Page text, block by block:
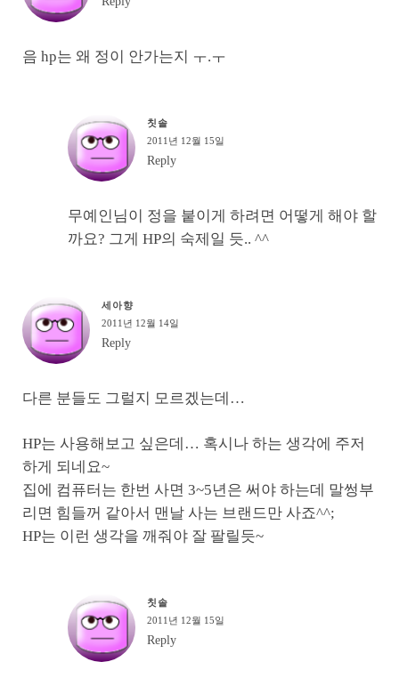
음 hp는 왜 정이 안가는지 ㅜ.ㅜ
칫솔
2011년 12월 15일
Reply
무예인님이 정을 붙이게 하려면 어떻게 해야 할
까요? 그게 HP의 숙제일 듯.. ^^
세아향
2011년 12월 14일
Reply
다른 분들도 그럴지 모르겠는데…
HP는 사용해보고 싶은데… 혹시나 하는 생각에 주저
하게 되네요~
집에 컴퓨터는 한번 사면 3~5년은 써야 하는데 말썽부
리면 힘들꺼 같아서 맨날 사는 브랜드만 사죠^^;
HP는 이런 생각을 깨줘야 잘 팔릴듯~
칫솔
2011년 12월 15일
Reply